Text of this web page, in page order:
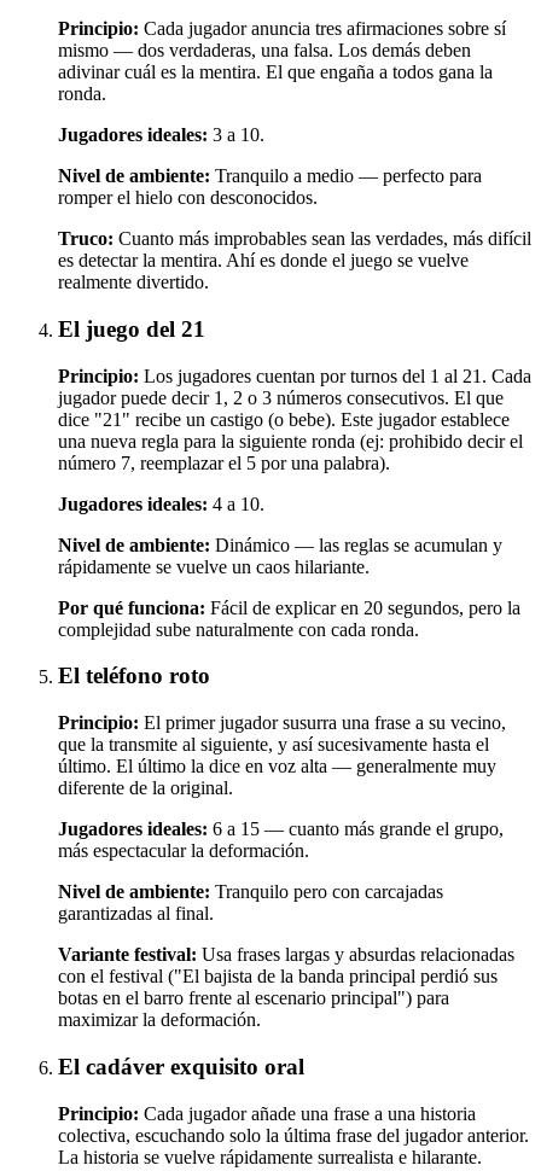
Principio: Cada jugador anuncia tres afirmaciones sobre sí
mismo — dos verdaderas, una falsa. Los demás deben
adivinar cuál es la mentira. El que engaña a todos gana la
ronda.
Jugadores ideales: 3 a 10.
Nivel de ambiente: Tranquilo a medio — perfecto para
romper el hielo con desconocidos.
Truco: Cuanto más improbables sean las verdades, más difícil
es detectar la mentira. Ahí es donde el juego se vuelve
realmente divertido.
El juego del 21
Principio: Los jugadores cuentan por turnos del 1 al 21. Cada
jugador puede decir 1, 2 o 3 números consecutivos. El que
dice "21" recibe un castigo (o bebe). Este jugador establece
una nueva regla para la siguiente ronda (ej: prohibido decir el
número 7, reemplazar el 5 por una palabra).
Jugadores ideales: 4 a 10.
Nivel de ambiente: Dinámico — las reglas se acumulan y
rápidamente se vuelve un caos hilariante.
Por qué funciona: Fácil de explicar en 20 segundos, pero la
complejidad sube naturalmente con cada ronda.
El teléfono roto
Principio: El primer jugador susurra una frase a su vecino,
que la transmite al siguiente, y así sucesivamente hasta el
último. El último la dice en voz alta — generalmente muy
diferente de la original.
Jugadores ideales: 6 a 15 — cuanto más grande el grupo,
más espectacular la deformación.
Nivel de ambiente: Tranquilo pero con carcajadas
garantizadas al final.
Variante festival: Usa frases largas y absurdas relacionadas
con el festival ("El bajista de la banda principal perdió sus
botas en el barro frente al escenario principal") para
maximizar la deformación.
El cadáver exquisito oral
Principio: Cada jugador añade una frase a una historia
colectiva, escuchando solo la última frase del jugador anterior.
La historia se vuelve rápidamente surrealista e hilarante.